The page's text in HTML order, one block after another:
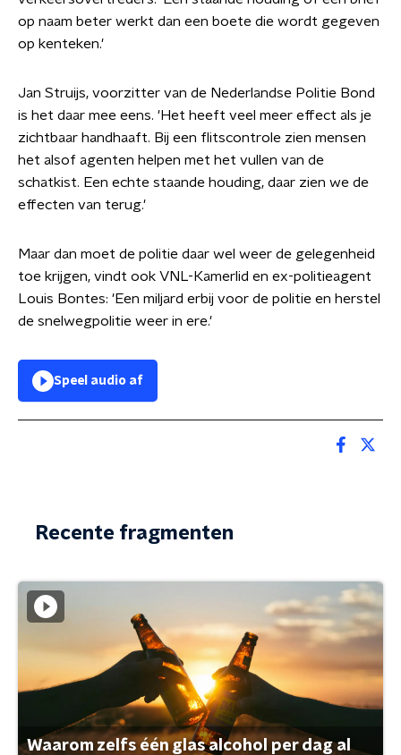
op naam beter werkt dan een boete die wordt gegeven
op kenteken.'
Jan Struijs, voorzitter van de Nederlandse Politie Bond
is het daar mee eens. 'Het heeft veel meer effect als je
zichtbaar handhaaft. Bij een flitscontrole zien mensen
het alsof agenten helpen met het vullen van de
schatkist. Een echte staande houding, daar zien we de
effecten van terug.'
Maar dan moet de politie daar wel weer de gelegenheid
toe krijgen, vindt ook VNL-Kamerlid en ex-politieagent
Louis Bontes: 'Een miljard erbij voor de politie en herstel
de snelwegpolitie weer in ere.'
Speel audio af
Recente fragmenten
Waarom zelfs één glas alcohol per dag al